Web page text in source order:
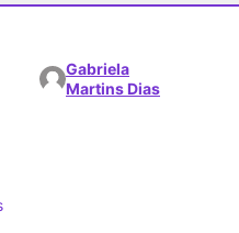
Gabriela
Martins Dias
i Activitats